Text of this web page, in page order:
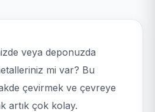
veya deponuzda
mi var? Bu
çevirmek ve çevreye
artık çok kolay.